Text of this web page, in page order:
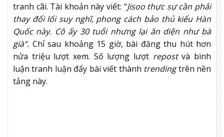
tranh cãi. Tài khoản này viết: “Jisoo thực sự cần phải
thay đổi lối suy nghĩ, phong cách bảo thủ kiểu Hàn
Quốc này. Cô ấy 30 tuổi nhưng lại ăn diện như bà
già”. Chỉ sau khoảng 15 giờ, bài đăng thu hút hơn
nửa triệu lượt xem. Số lượng lượt repostvà bình
luận tranh luận đẩy bài viết thành trending trên nền
tảng này.